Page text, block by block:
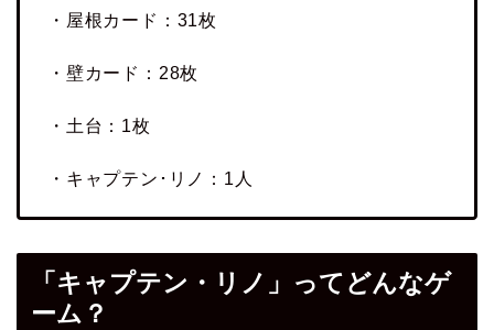
・屋根カード：31枚
・壁カード：28枚
・土台：1枚
・キャプテン･リノ：1人
「キャプテン・リノ」ってどんなゲ
ーム？